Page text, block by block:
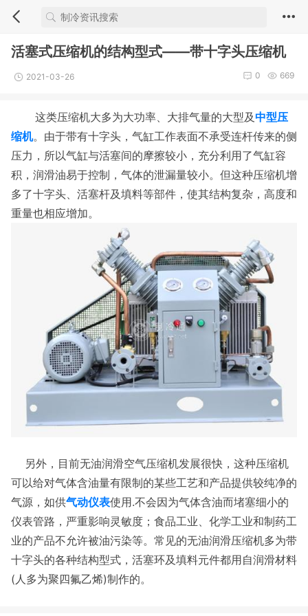
活塞式压缩机的结构型式——带十字头压缩机
2021-03-26 669
0
这类压缩机大多为大功率、大排气量的大型及中型压
缩机。由于带有十字头，气缸工作表面不承受连杆传来的侧
压力，所以气缸与活塞间的摩擦较小，充分利用了气缸容
积，润滑油易于控制，气体的泄漏量较小。但这种压缩机增
多了十字头、活塞杆及填料等部件，使其结构复杂，高度和
重量也相应增加。
另外，目前无油润滑空气压缩机发展很快，这种压缩机
可以给对气体含油量有限制的某些工艺和产品提供较纯净的
气源，如供气动仪表使用.不会因为气体含油而堵塞细小的
仪表管路，严重影响灵敏度；食品工业、化学工业和制药工
业的产品不允许被油污染等。常见的无油润滑压缩机多为带
十字头的各种结构型式，活塞环及填料元件都用自润滑材料
(人多为聚四氟乙烯)制作的。